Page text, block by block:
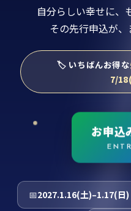
自分らしい幸せに、
その先行申込が、
🏷 いちばんお得な
7/
お申込
📅2027.1.16(土)–1.17(日)